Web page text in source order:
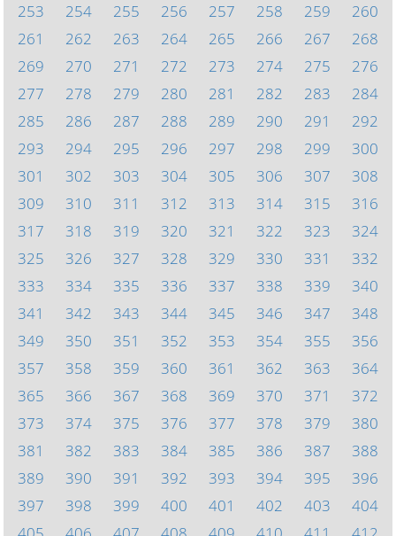
253
254 255 256 257 258 259
260
261
262 263 264 265 266 267
268
269
270 271 272 273 274 275
276
277
278 279 280 281 282 283
284
285
286 287 288 289 290 291
292
293
294 295 296 297 298 299
300
301
302 303 304 305 306 307
308
309
310 311 312 313 314 315
316
317
318 319 320 321 322 323
324
325
326 327 328 329 330 331
332
333
334 335 336 337 338 339
340
341
342 343 344 345 346 347
348
349
350 351 352 353 354 355
356
357
358 359 360 361 362 363
364
365
366 367 368 369 370 371
372
373
374 375 376 377 378 379
380
381
382 383 384 385 386 387
388
389
390 391 392 393 394 395
396
397
398 399 400 401 402 403
404